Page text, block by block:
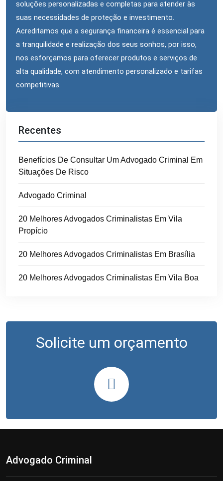
soluções personalizadas e completas para atender às
suas necessidades de proteção e investimento.
Acreditamos que a segurança financeira é essencial para
a tranquilidade e realização dos seus sonhos, por isso,
nos esforçamos para oferecer produtos e serviços de
alta qualidade, com atendimento personalizado e tarifas
competitivas.
Recentes
Benefícios De Consultar Um Advogado Criminal Em
Situações De Risco
Advogado Criminal
20 Melhores Advogados Criminalistas Em Vila
Propício
20 Melhores Advogados Criminalistas Em Brasília
20 Melhores Advogados Criminalistas Em Vila Boa
Solicite um orçamento
Advogado Criminal